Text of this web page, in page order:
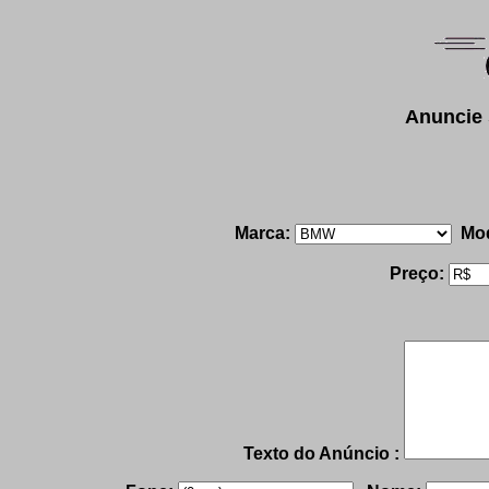
Anuncie
Marca:
Preço:
Texto do Anúncio :